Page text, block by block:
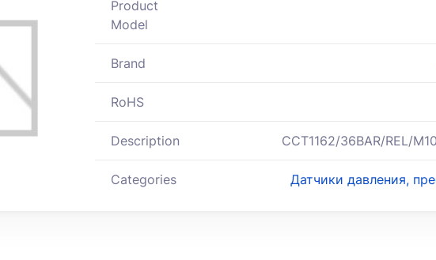
Product
Model
Brand
RoHS
Description CCT1162/36BAR/REL/
Categories Датчики давления,